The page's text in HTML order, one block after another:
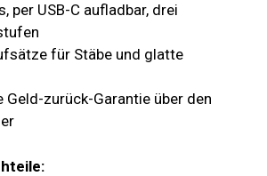
per USB-C aufladbar, drei
für Stäbe und glatte
Geld-zurück-Garantie über den